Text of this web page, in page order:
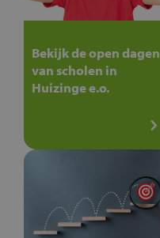
Bekijk de open dagen
van scholen in
Huizinge e.o.